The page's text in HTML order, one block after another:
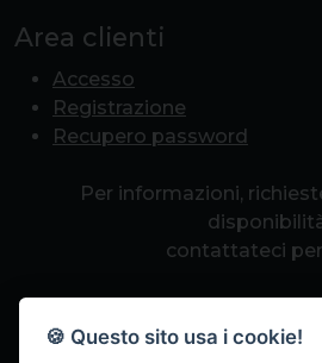
Area clienti
Accesso
Registrazione
Recupero password
Per informazioni,
contattateci per
🍪 Questo sito usa i cookie!